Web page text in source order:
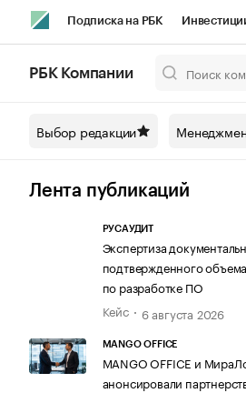
Подписка на РБК
Спецпроекты СПб
Технологии и медиа
РБК Компании
Выбор редакции
Лента публикаций
РУСАУДИТ
Экспертиза
подтвержденного
по разработке ПО
Кейс
6 августа 2026
MANGO OFFICE
MANGO OFFICE и
анонсировали